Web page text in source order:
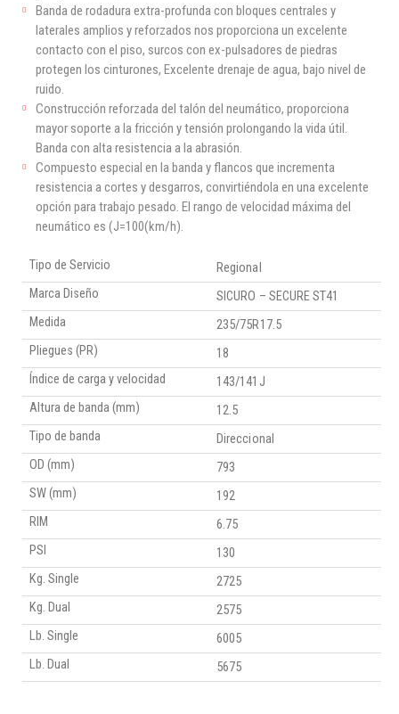
Banda de rodadura extra-profunda con bloques centrales y
laterales amplios y reforzados nos proporciona un excelente
contacto con el piso, surcos con ex-pulsadores de piedras
protegen los cinturones, Excelente drenaje de agua, bajo nivel de
ruido.
Construcción reforzada del talón del neumático, proporciona
mayor soporte a la fricción y tensión prolongando la vida útil.
Banda con alta resistencia a la abrasión.
Compuesto especial en la banda y flancos que incrementa
resistencia a cortes y desgarros, convirtiéndola en una excelente
opción para trabajo pesado. El rango de velocidad máxima del
neumático es (J=100(km/h).
Tipo de Servicio
Regional
Marca Diseño
SICURO – SECURE ST41
Medida
235/75R17.5
Pliegues (PR)
18
Índice de carga y velocidad
143/141J
Altura de banda (mm)
12.5
Tipo de banda
Direccional
OD (mm)
793
SW (mm)
192
RIM
6.75
PSI
130
Kg. Single
2725
Kg. Dual
2575
Lb. Single
6005
Lb. Dual
5675